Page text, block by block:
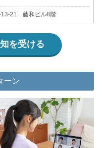
13-21 藤和ビル8階
を受ける
ーン